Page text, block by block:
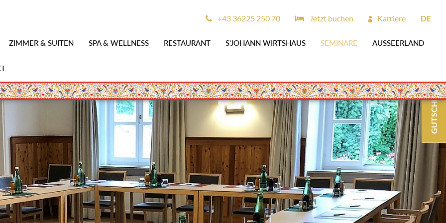
ZIMMER & SUITEN SPA & WELLNESS RESTAURANT S'JOHANN WIRTSHAUS SEMINARE AUSSEERLAND
+43 36225 250 70 Jetzt buchen Karriere DE
GUTSCHEINE